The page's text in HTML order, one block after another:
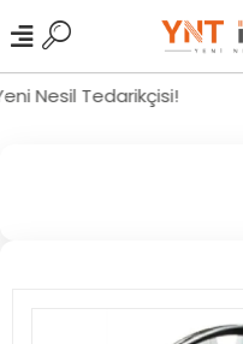
Nesil Tedarikçisi!